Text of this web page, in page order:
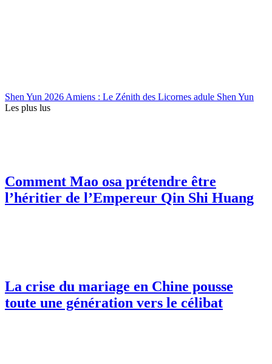
Shen Yun 2026 Amiens : Le Zénith des Licornes adule Shen Yun
Les plus lus
Comment Mao osa prétendre être
l’héritier de l’Empereur Qin Shi Huang
La crise du mariage en Chine pousse
toute une génération vers le célibat